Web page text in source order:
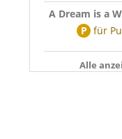
A Dream is a
P für
Alle